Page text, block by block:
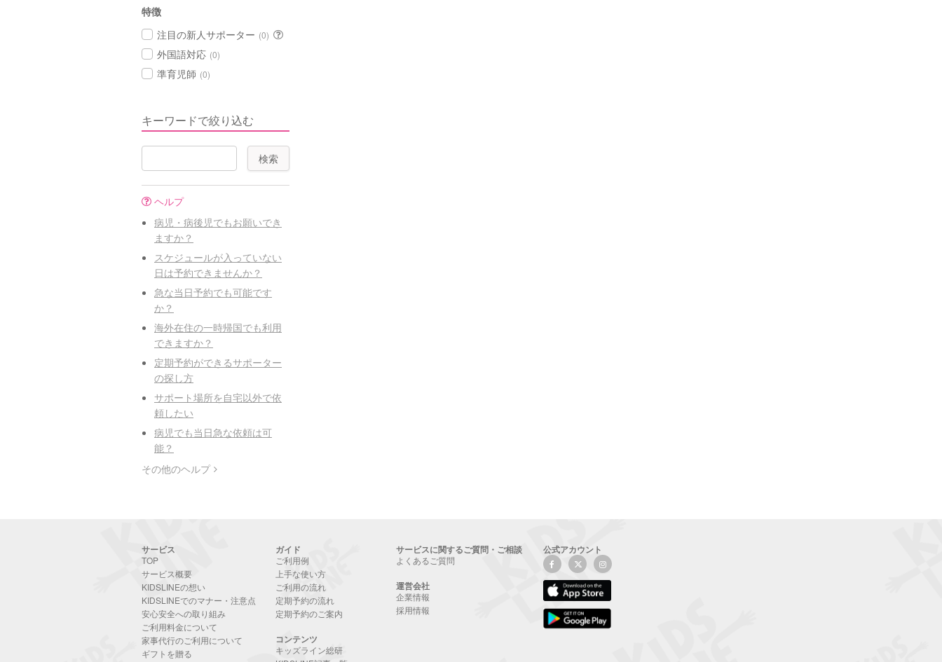
特徴
注目の新人サポーター (0)
外国語対応 (0)
準育児師 (0)
キーワードで絞り込む
ヘルプ
病児・病後児でもお願いでき
ますか？
スケジュールが入っていない
日は予約できませんか？
急な当日予約でも可能です
か？
海外在住の一時帰国でも利用
できますか？
定期予約ができるサポーター
の探し方
サポート場所を自宅以外で依
頼したい
病児でも当日急な依頼は可
能？
その他のヘルプ
サービス
TOP
サービス概要
KIDSLINEの想い
KIDSLINEでのマナー・注意点
安心安全への取り組み
ご利用料金について
家事代行のご利用について
ギフトを贈る
ガイド
ご利用例
上手な使い方
ご利用の流れ
定期予約の流れ
定期予約のご案内
コンテンツ
キッズライン総研
サービスに関するご質問・ご相談
よくあるご質問
運営会社
企業情報
採用情報
公式アカウント